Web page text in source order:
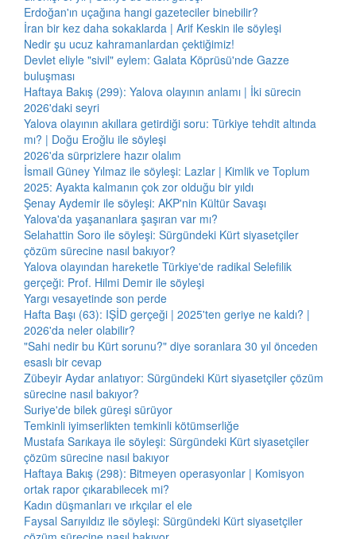
Erdoğan'ın uçağına hangi gazeteciler binebilir?
İran bir kez daha sokaklarda | Arif Keskin ile söyleşi
Nedir şu ucuz kahramanlardan çektiğimiz!
Devlet eliyle "sivil" eylem: Galata Köprüsü'nde Gazze
buluşması
Haftaya Bakış (299): Yalova olayının anlamı | İki sürecin
2026'daki seyri
Yalova olayının akıllara getirdiği soru: Türkiye tehdit altında
mı? | Doğu Eroğlu ile söyleşi
2026'da sürprizlere hazır olalım
İsmail Güney Yılmaz ile söyleşi: Lazlar | Kimlik ve Toplum
2025: Ayakta kalmanın çok zor olduğu bir yıldı
Şenay Aydemir ile söyleşi: AKP'nin Kültür Savaşı
Yalova'da yaşananlara şaşıran var mı?
Selahattin Soro ile söyleşi: Sürgündeki Kürt siyasetçiler
çözüm sürecine nasıl bakıyor?
Yalova olayından hareketle Türkiye'de radikal Selefilik
gerçeği: Prof. Hilmi Demir ile söyleşi
Yargı vesayetinde son perde
Hafta Başı (63): IŞİD gerçeği | 2025'ten geriye ne kaldı? |
2026'da neler olabilir?
"Sahi nedir bu Kürt sorunu?" diye soranlara 30 yıl önceden
esaslı bir cevap
Zübeyir Aydar anlatıyor: Sürgündeki Kürt siyasetçiler çözüm
sürecine nasıl bakıyor?
Suriye'de bilek güreşi sürüyor
Temkinli iyimserlikten temkinli kötümserliğe
Mustafa Sarıkaya ile söyleşi: Sürgündeki Kürt siyasetçiler
çözüm sürecine nasıl bakıyor
Haftaya Bakış (298): Bitmeyen operasyonlar | Komisyon
ortak rapor çıkarabilecek mi?
Kadın düşmanları ve ırkçılar el ele
Faysal Sarıyıldız ile söyleşi: Sürgündeki Kürt siyasetçiler